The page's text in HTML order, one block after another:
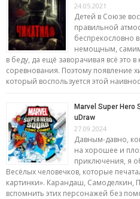
24.05.2021
Детей в Союзе
правильной
беспрекословно
немощным, самим
в беду, да ещё заворачивая всё это
соревнования. Поэтому появление
который воспользуется этой
Marvel Super Hero
uDraw
27.09.2024
Давным-давно,
на хорошее и
приключения, я
Весёлых человечков, которые
картинки». Карандаш, Самоделкин,
вспомнить этих персонажей без